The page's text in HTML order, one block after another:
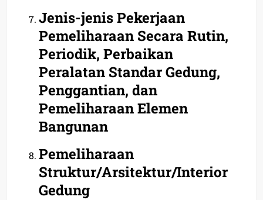
Jenis-jenis Pekerjaan
Pemeliharaan Secara Rutin,
Periodik, Perbaikan
Peralatan Standar Gedung,
Penggantian, dan
Pemeliharaan Elemen
Bangunan
Pemeliharaan
Struktur/Arsitektur/Interior
Gedung